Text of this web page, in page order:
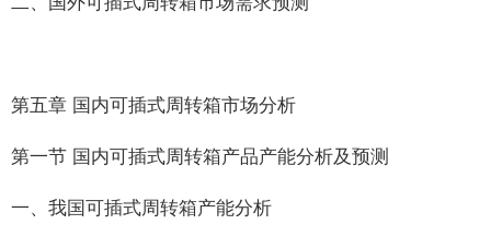
第五章 国内可插式周转箱市场分析
第一节 国内可插式周转箱产品产能分析及预测
一、我国可插式周转箱产能分析